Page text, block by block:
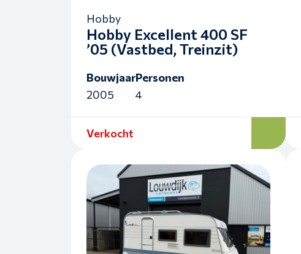
Hobby
Hobby Excellent 400 SF
’05 (Vastbed, Treinzit)
Bouwjaar
2005
Personen
4
Verkocht